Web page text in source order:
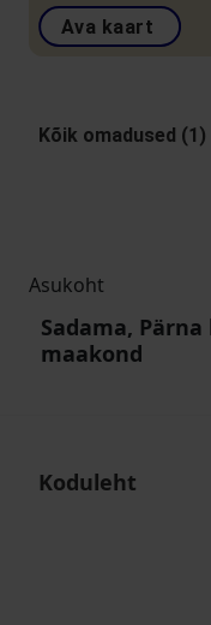
Ava kaart
Kõik omadused (1)
Asukoht
Sadama,
maakond
Koduleht